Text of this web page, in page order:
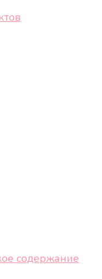
содержание